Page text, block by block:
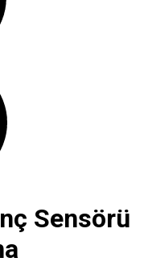
Sensörü